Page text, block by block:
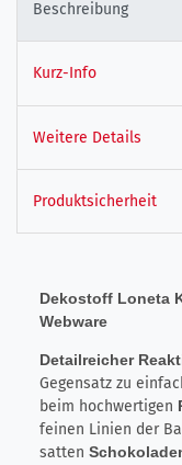
Beschreibung
Kurz-Info
Weitere Details
Produktsicherheit
Dekostoff Loneta
Webware
Detailreicher
Gegensatz zu
beim hochwertigen
feinen Linien der
satten